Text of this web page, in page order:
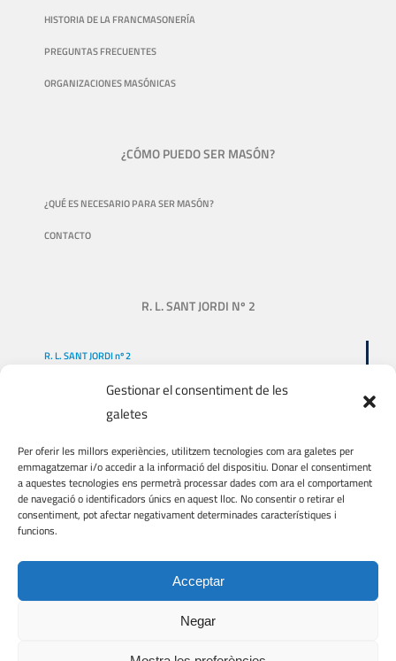
Gestionar el consentiment de les
galetes
Per oferir les millors experiències, utilitzem tecnologies com ara galetes per
emmagatzemar i/o accedir a la informació del dispositiu. Donar el consentiment
a aquestes tecnologies ens permetrà processar dades com ara el comportament
de navegació o identificadors únics en aquest lloc. No consentir o retirar el
consentiment, pot afectar negativament determinades característiques i
funcions.
Acceptar
Negar
HISTORIA DE LA FRANCMASONERÍA
PREGUNTAS FRECUENTES
ORGANIZACIONES MASÓNICAS
¿CÓMO PUEDO SER MASÓN?
¿QUÉ ES NECESARIO PARA SER MASÓN?
CONTACTO
R. L. SANT JORDI Nº 2
R. L. SANT JORDI nº 2
NUESTRA HISTORIA
QUIÉNES SOMOS
QUÉ HACEMOS
DONACIONES
VIAJES Y VISITAS